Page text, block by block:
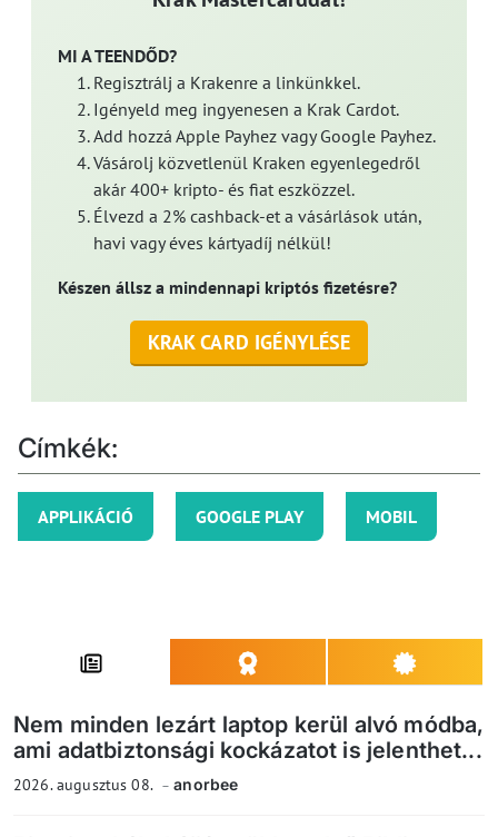
MI A TEENDŐD?
Regisztrálj a Krakenre a linkünkkel.
Igényeld meg ingyenesen a Krak Cardot.
Add hozzá Apple Payhez vagy Google Payhez.
Vásárolj közvetlenül Kraken egyenlegedről
akár 400+ kripto- és fiat eszközzel.
Élvezd a 2% cashback-et a vásárlások után,
havi vagy éves kártyadíj nélkül!
Készen állsz a mindennapi kriptós fizetésre?
KRAK CARD IGÉNYLÉSE
Címkék:
APPLIKÁCIÓ GOOGLE PLAY MOBIL
Nem minden lezárt laptop kerül alvó módba,
ami adatbiztonsági kockázatot is jelenthet...
2026. augusztus 08. anorbee